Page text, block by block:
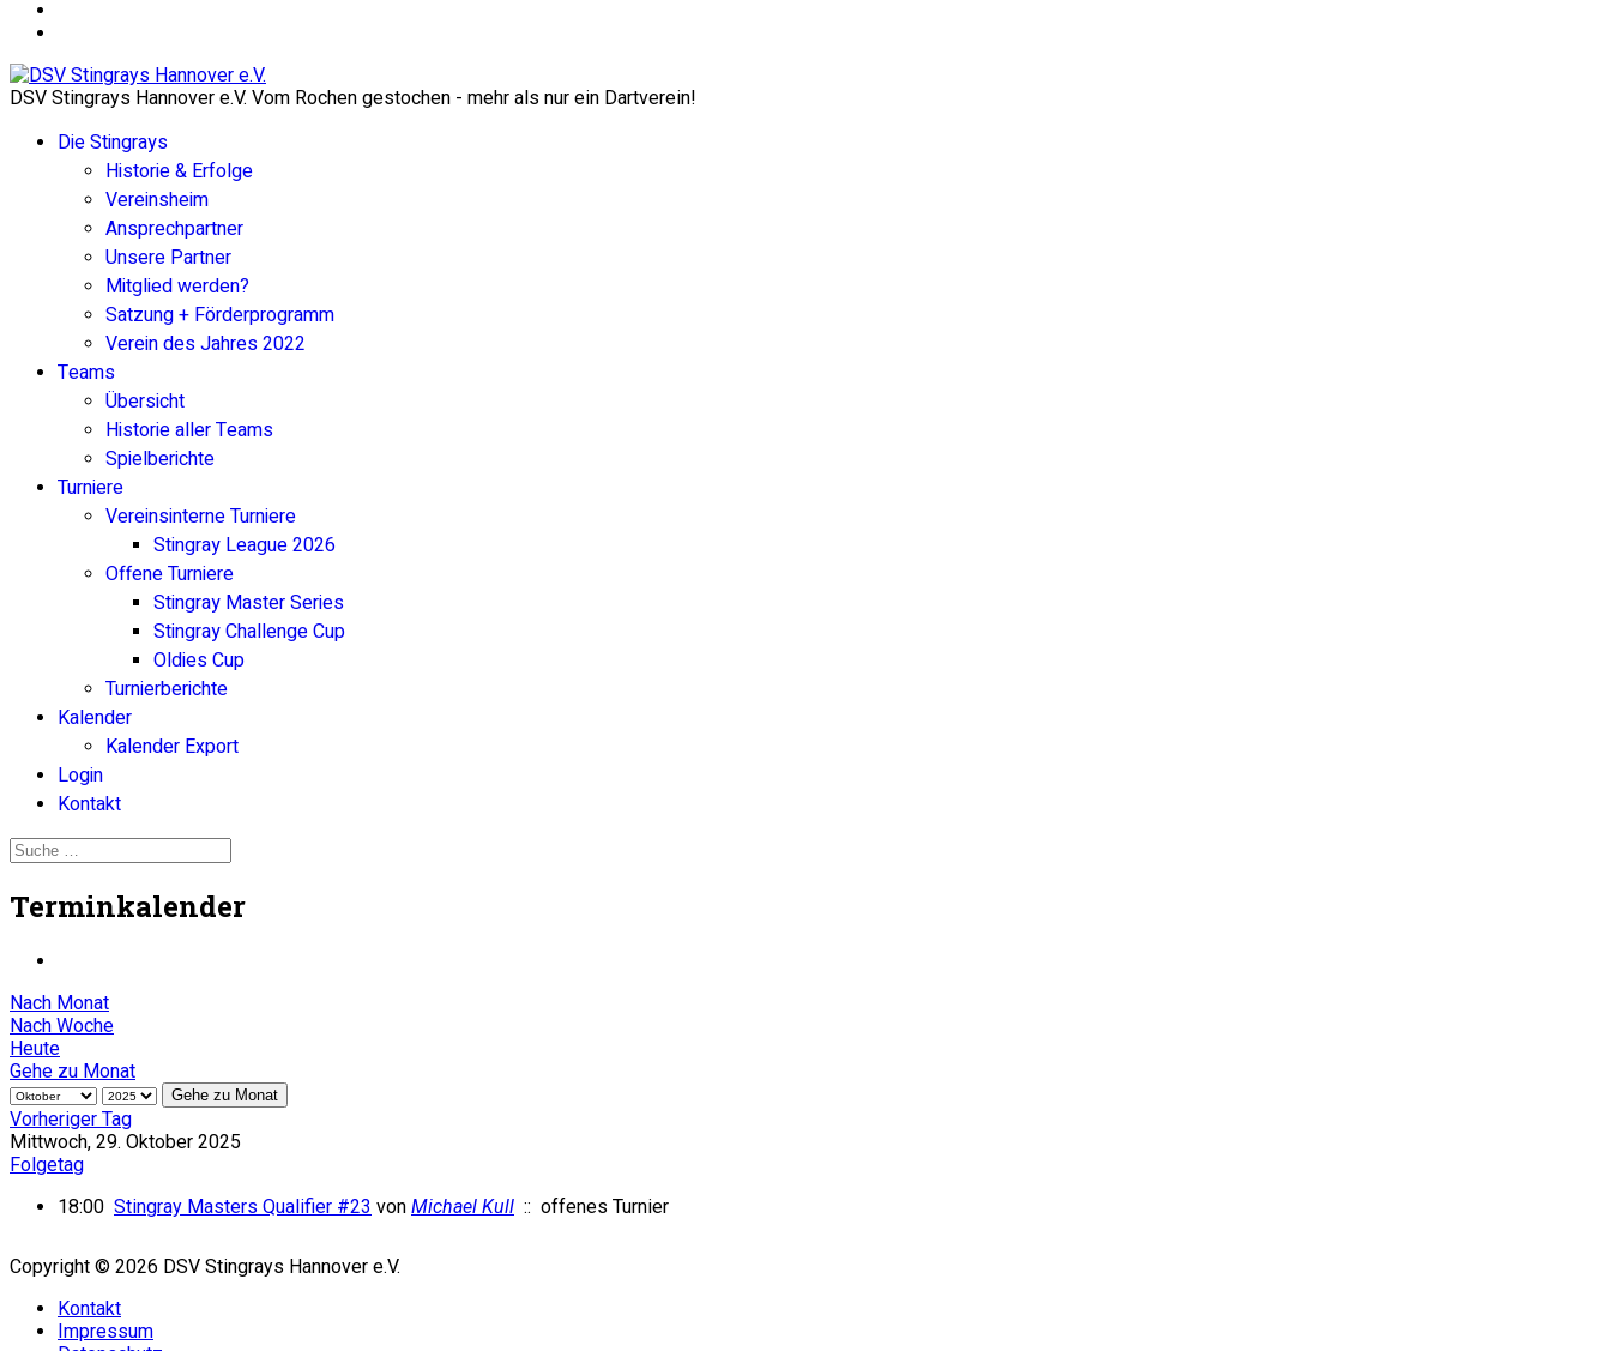
DSV Stingrays Hannover e.V. Vom Rochen gestochen - mehr als nur ein Dartverein!
Die Stingrays
Historie & Erfolge
Vereinsheim
Ansprechpartner
Unsere Partner
Mitglied werden?
Satzung + Förderprogramm
Verein des Jahres 2022
Teams
Übersicht
Historie aller Teams
Spielberichte
Turniere
Vereinsinterne Turniere
Stingray League 2026
Offene Turniere
Stingray Master Series
Stingray Challenge Cup
Oldies Cup
Turnierberichte
Kalender
Kalender Export
Login
Kontakt
Terminkalender
Nach Monat
Nach Woche
Heute
Gehe zu Monat
Gehe zu Monat
Vorheriger Tag
Mittwoch, 29. Oktober 2025
Folgetag
18:00 Stingray Masters Qualifier #23 von Michael Kull :: offenes Turnier
Copyright © 2026 DSV Stingrays Hannover e.V.
Kontakt
Impressum